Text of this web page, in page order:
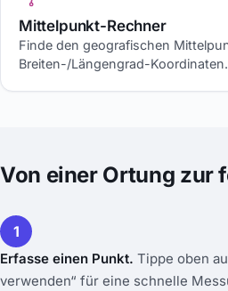
Mittelpunkt-Rechner
Finde den geografischen
Breiten-/Längengrad-Koordinaten.
Von einer Ortung zur
1
Erfasse einen Punkt. Tippe oben
verwenden“ für eine schnelle